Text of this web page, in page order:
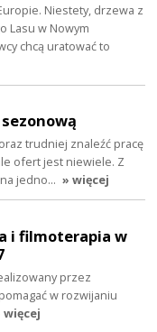
Niestety, drzewa z
Lasu w Nowym
chcą uratować to
trudniej znaleźć pracę
ofert jest niewiele. Z
jedno… » więcej
i filmoterapia w
przez
w rozwijaniu
więcej